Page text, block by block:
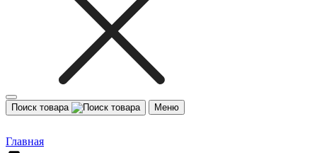
Поиск товара Меню
Главная